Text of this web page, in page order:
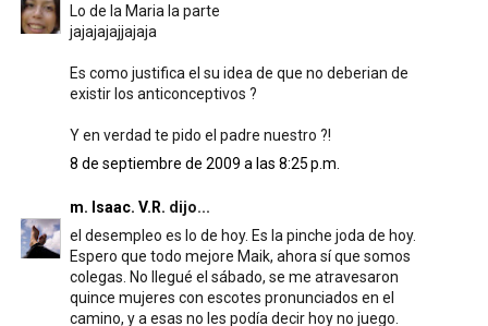
Lo de la Maria la parte
jajajajajjajaja
Es como justifica el su idea de que no deberian de
existir los anticonceptivos ?
Y en verdad te pido el padre nuestro ?!
8 de septiembre de 2009 a las 8:25 p.m.
m. Isaac. V.R. dijo...
el desempleo es lo de hoy. Es la pinche joda de hoy.
Espero que todo mejore Maik, ahora sí que somos
colegas. No llegué el sábado, se me atravesaron
quince mujeres con escotes pronunciados en el
camino, y a esas no les podía decir hoy no juego.